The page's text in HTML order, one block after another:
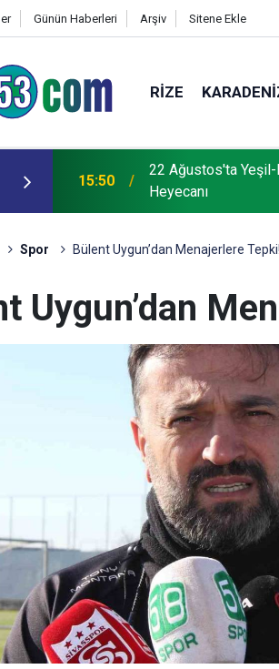
Günün Haberleri Arşiv Sitene Ekle
RIZE
diyen
15:50
22 Ağustos'ta Yeşil-
Heyecanı
Spor Bülent Uygun’dan Menajerlere Tepki!
Uygun’dan